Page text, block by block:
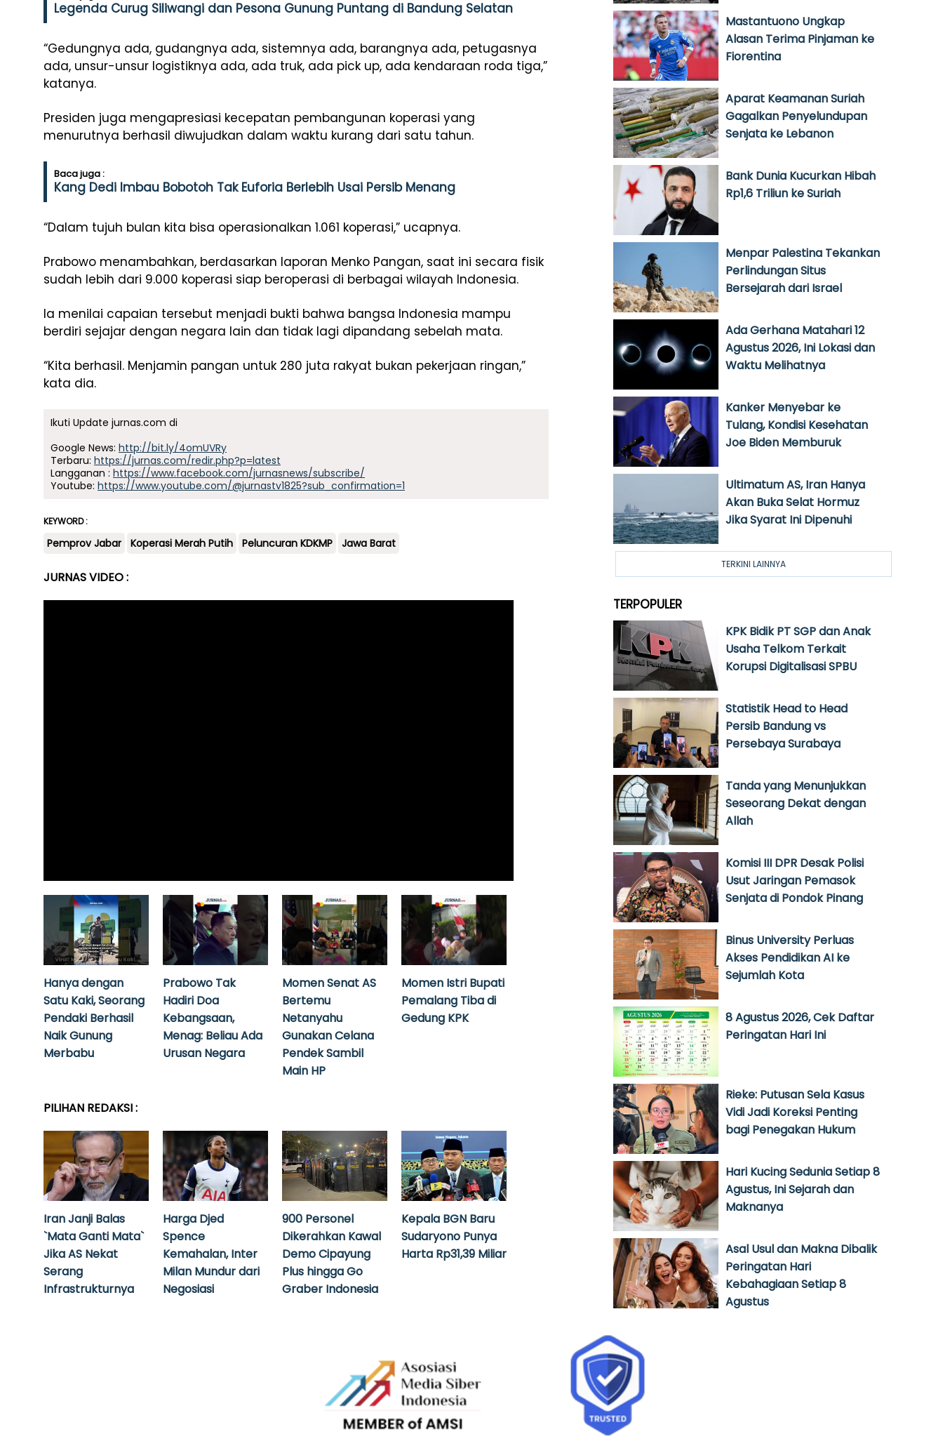
Legenda Curug Siliwangi dan Pesona Gunung Puntang di Bandung Selatan
“Gedungnya ada, gudangnya ada, sistemnya ada, barangnya ada, petugasnya
ada, unsur-unsur logistiknya ada, ada truk, ada pick up, ada kendaraan roda tiga,”
katanya.
Presiden juga mengapresiasi kecepatan pembangunan koperasi yang
menurutnya berhasil diwujudkan dalam waktu kurang dari satu tahun.
Baca juga :
Kang Dedi Imbau Bobotoh Tak Euforia Berlebih Usai Persib Menang
“Dalam tujuh bulan kita bisa operasionalkan 1.061 koperasi,” ucapnya.
Prabowo menambahkan, berdasarkan laporan Menko Pangan, saat ini secara fisik
sudah lebih dari 9.000 koperasi siap beroperasi di berbagai wilayah Indonesia.
Ia menilai capaian tersebut menjadi bukti bahwa bangsa Indonesia mampu
berdiri sejajar dengan negara lain dan tidak lagi dipandang sebelah mata.
“Kita berhasil. Menjamin pangan untuk 280 juta rakyat bukan pekerjaan ringan,”
kata dia.
Ikuti Update jurnas.com di
Google News: http://bit.ly/4omUVRy
Terbaru: https://jurnas.com/redir.php?p=latest
Langganan : https://www.facebook.com/jurnasnews/subscribe/
Youtube: https://www.youtube.com/@jurnastv1825?sub_confirmation=1
KEYWORD :
Pemprov Jabar Koperasi Merah Putih Peluncuran KDKMP Jawa Barat
JURNAS VIDEO :
Hanya dengan
Satu Kaki, Seorang
Pendaki Berhasil
Naik Gunung
Merbabu
Prabowo Tak
Hadiri Doa
Kebangsaan,
Menag: Beliau Ada
Urusan Negara
Momen Senat AS
Bertemu
Netanyahu
Gunakan Celana
Pendek Sambil
Main HP
Momen Istri Bupati
Pemalang Tiba di
Gedung KPK
PILIHAN REDAKSI :
Iran Janji Balas
`Mata Ganti Mata`
Jika AS Nekat
Serang
Infrastrukturnya
Harga Djed
Spence
Kemahalan, Inter
Milan Mundur dari
Negosiasi
900 Personel
Dikerahkan Kawal
Demo Cipayung
Plus hingga Go
Graber Indonesia
Kepala BGN Baru
Sudaryono Punya
Harta Rp31,39 Miliar
Mastantuono Ungkap
Alasan Terima Pinjaman ke
Fiorentina
Aparat Keamanan Suriah
Gagalkan Penyelundupan
Senjata ke Lebanon
Bank Dunia Kucurkan Hibah
Rp1,6 Triliun ke Suriah
Menpar Palestina Tekankan
Perlindungan Situs
Bersejarah dari Israel
Ada Gerhana Matahari 12
Agustus 2026, Ini Lokasi dan
Waktu Melihatnya
Kanker Menyebar ke
Tulang, Kondisi Kesehatan
Joe Biden Memburuk
Ultimatum AS, Iran Hanya
Akan Buka Selat Hormuz
Jika Syarat Ini Dipenuhi
TERKINI LAINNYA
TERPOPULER
KPK Bidik PT SGP dan Anak
Usaha Telkom Terkait
Korupsi Digitalisasi SPBU
Statistik Head to Head
Persib Bandung vs
Persebaya Surabaya
Tanda yang Menunjukkan
Seseorang Dekat dengan
Allah
Komisi III DPR Desak Polisi
Usut Jaringan Pemasok
Senjata di Pondok Pinang
Binus University Perluas
Akses Pendidikan AI ke
Sejumlah Kota
8 Agustus 2026, Cek Daftar
Peringatan Hari Ini
Rieke: Putusan Sela Kasus
Vidi Jadi Koreksi Penting
bagi Penegakan Hukum
Hari Kucing Sedunia Setiap 8
Agustus, Ini Sejarah dan
Maknanya
Asal Usul dan Makna Dibalik
Peringatan Hari
Kebahagiaan Setiap 8
Agustus